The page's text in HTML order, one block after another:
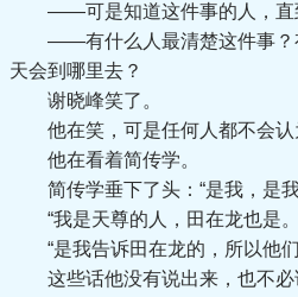
——可是知道这件事的人，直到
——有什么人最清楚这件事？
天会到哪里去？
谢晓峰笑了。
他在笑，可是任何人都不会认
他在看着简传学。
简传学垂下了头：“是我，是我
“我是天尊的人，田在龙也是
“是我告诉田在龙的，所以他们
这些话他没有说出来，也不必